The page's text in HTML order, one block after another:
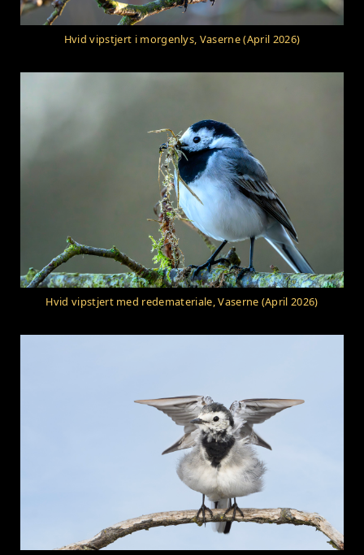
Hvid vipstjert i morgenlys, Vaserne (April 2026)
Hvid vipstjert med redemateriale, Vaserne (April 2026)